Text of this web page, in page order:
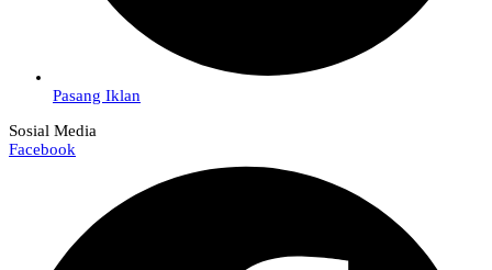
Pasang Iklan
Sosial Media
Facebook